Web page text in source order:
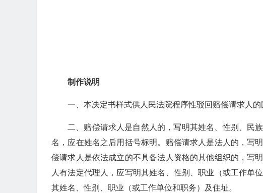
制作说明
一、本决定书样式供人民法院程序性驳回赔偿请求人的
二、赔偿请求人是自然人的，写明其姓名、性别、民
名，应在姓名之后用括号标明。赔偿请求人是法人的，写
偿请求人是依法成立的不具备法人资格的其他组织的，写
人有法定代理人，应写明其姓名、性别、职业（或工作单
其姓名、性别、职业（或工作单位和职务）及住址。